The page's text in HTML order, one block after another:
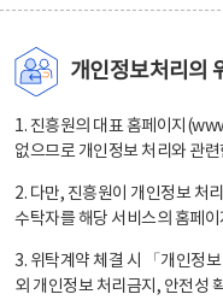
개인정보처리의
1. 진흥원의 대표 홈페이지
없으므로 개인정보 처리와 관
2. 다만, 진흥원이 개인정보 처
수탁자를 해당 서비스의 홈페
3. 위탁계약 체결 시 「개인정
외 개인정보 처리금지, 안전성